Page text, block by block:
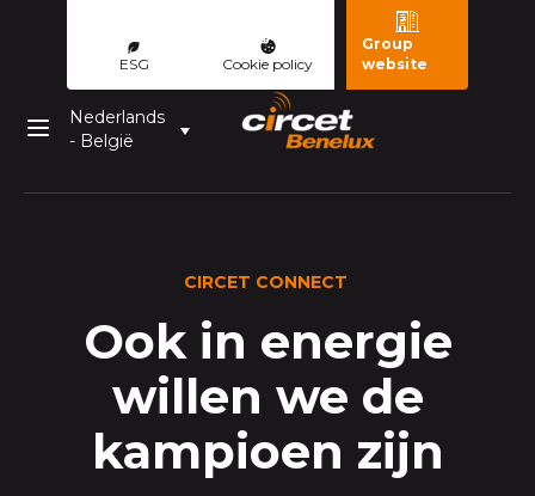
Nederlands
- België
ESG Cookie policy
Group
website
CIRCET CONNECT
Ook in energie
willen we de
kampioen zijn